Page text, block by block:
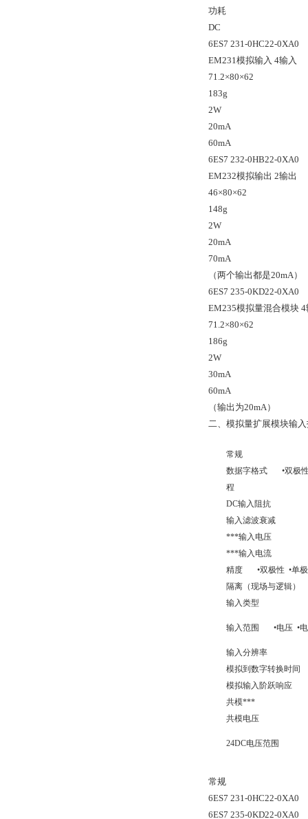
功耗
DC
6ES7 231-0HC22-0XA0
EM231模拟输入 4输入
71.2×80×62
183g
2W
20mA
60mA
6ES7 232-0HB22-0XA0
EM232模拟输出 2输出
46×80×62
148g
2W
20mA
70mA
（两个输出都是20mA）
6ES7 235-0KD22-0XA0
EM235模拟量混合模块
71.2×80×62
186g
2W
30mA
60mA
（输出为20mA）
二、模拟量扩展模块输
常规
数据字格式 •双极性
程
DC输入阻抗
输入滤波衰减
***输入电压
***输入电流
精度 •双极性 •单
隔离（现场与逻辑）
输入类型
输入范围 •电压 •
输入分辨率
模拟到数字转换时间
模拟输入阶跃响应
共模***
共模电压
24DC电压范围
常规
6ES7 231-0HC22-0XA0
6ES7 235-0KD22-0XA0